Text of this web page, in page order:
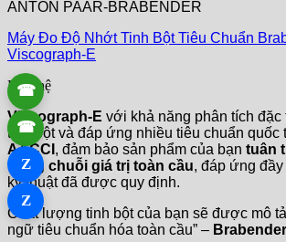
ANTON PAAR-BRABENDER
Máy Đo Độ Nhớt Tinh Bột Tiêu Chuẩn
Viscograph-E
Liên hệ
Viscograph-E với khả năng phân tích đặc
tinh bột và đáp ứng nhiều tiêu chuẩn quốc
AACCI , đảm bảo sản phẩm của bạn tuân
trong chuỗi giá trị toàn cầu, đáp ứng
kỹ thuật đã được quy định.
Chất lượng tinh bột của bạn sẽ được mô
ngữ tiêu chuẩn hóa toàn cầu” –
☎
☎
Z
Z